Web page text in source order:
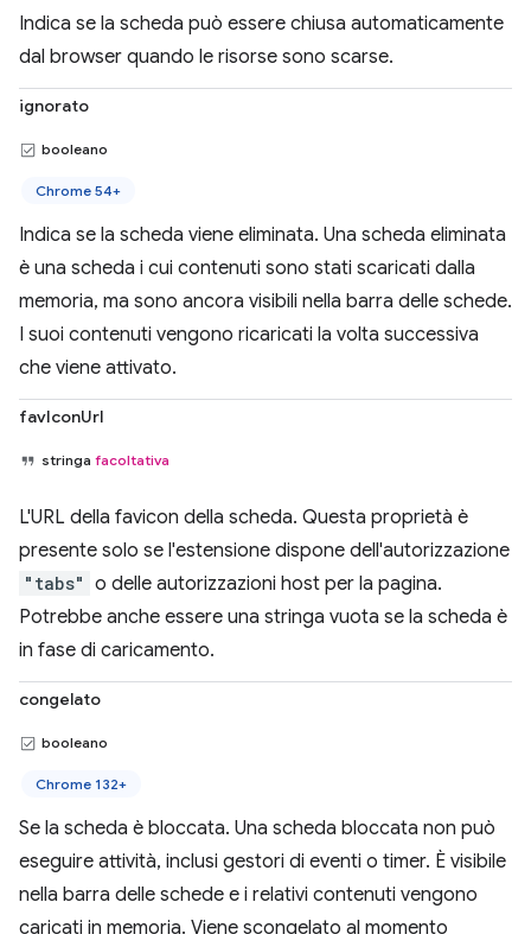
Indica se la scheda può essere chiusa automaticamente
dal browser quando le risorse sono scarse.
ignorato
booleano
Chrome 54+
Indica se la scheda viene eliminata. Una scheda eliminata
è una scheda i cui contenuti sono stati scaricati dalla
memoria, ma sono ancora visibili nella barra delle schede.
I suoi contenuti vengono ricaricati la volta successiva
che viene attivato.
favIconUrl
stringa facoltativa
L'URL della favicon della scheda. Questa proprietà è
presente solo se l'estensione dispone dell'autorizzazione
"tabs" o delle autorizzazioni host per la pagina.
Potrebbe anche essere una stringa vuota se la scheda è
in fase di caricamento.
congelato
booleano
Chrome 132+
Se la scheda è bloccata. Una scheda bloccata non può
eseguire attività, inclusi gestori di eventi o timer. È visibile
nella barra delle schede e i relativi contenuti vengono
caricati in memoria. Viene scongelato al momento